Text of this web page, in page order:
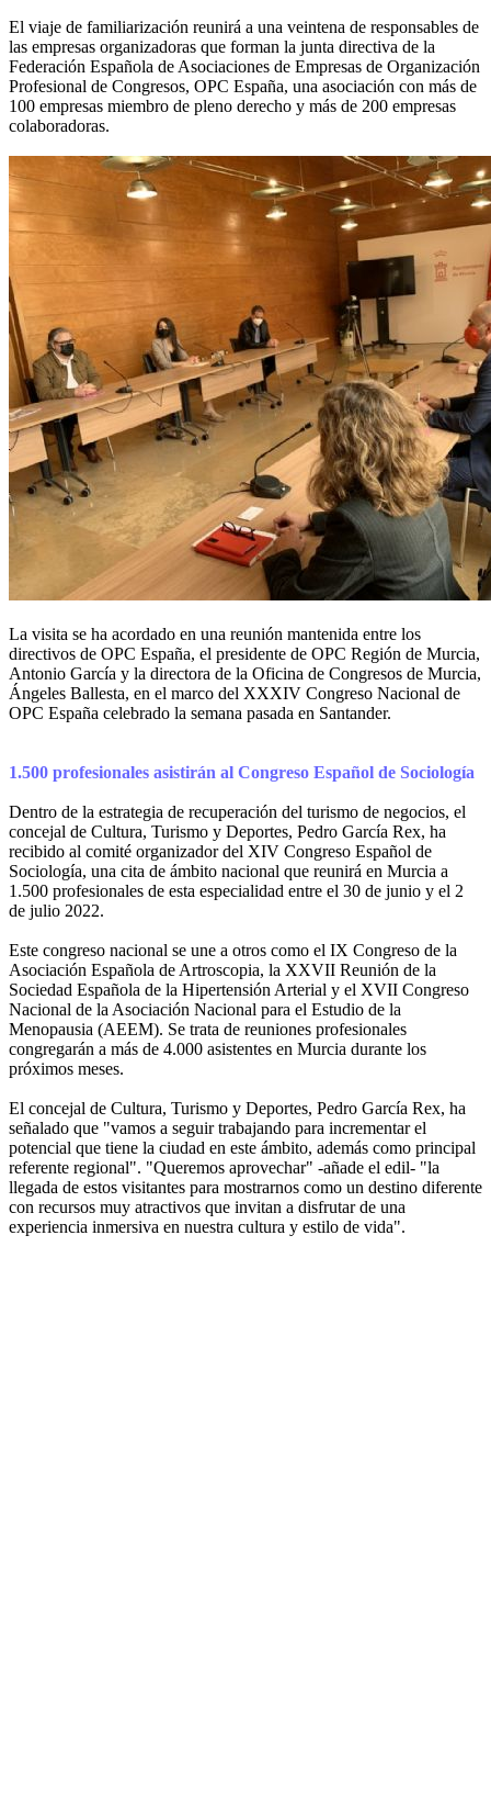
El viaje de familiarización reunirá a una veintena de responsables de
las empresas organizadoras que forman la junta directiva de la
Federación Española de Asociaciones de Empresas de Organización
Profesional de Congresos, OPC España, una asociación con más de
100 empresas miembro de pleno derecho y más de 200 empresas
colaboradoras.
La visita se ha acordado en una reunión mantenida entre los
directivos de OPC España, el presidente de OPC Región de Murcia,
Antonio García y la directora de la Oficina de Congresos de Murcia,
Ángeles Ballesta, en el marco del XXXIV Congreso Nacional de
OPC España celebrado la semana pasada en Santander.
1.500 profesionales asistirán al Congreso Español de Sociología
Dentro de la estrategia de recuperación del turismo de negocios, el
concejal de Cultura, Turismo y Deportes, Pedro García Rex, ha
recibido al comité organizador del XIV Congreso Español de
Sociología, una cita de ámbito nacional que reunirá en Murcia a
1.500 profesionales de esta especialidad entre el 30 de junio y el 2
de julio 2022.
Este congreso nacional se une a otros como el IX Congreso de la
Asociación Española de Artroscopia, la XXVII Reunión de la
Sociedad Española de la Hipertensión Arterial y el XVII Congreso
Nacional de la Asociación Nacional para el Estudio de la
Menopausia (AEEM). Se trata de reuniones profesionales
congregarán a más de 4.000 asistentes en Murcia durante los
próximos meses.
El concejal de Cultura, Turismo y Deportes, Pedro García Rex, ha
señalado que "vamos a seguir trabajando para incrementar el
potencial que tiene la ciudad en este ámbito, además como principal
referente regional". "Queremos aprovechar" -añade el edil- "la
llegada de estos visitantes para mostrarnos como un destino diferente
con recursos muy atractivos que invitan a disfrutar de una
experiencia inmersiva en nuestra cultura y estilo de vida".